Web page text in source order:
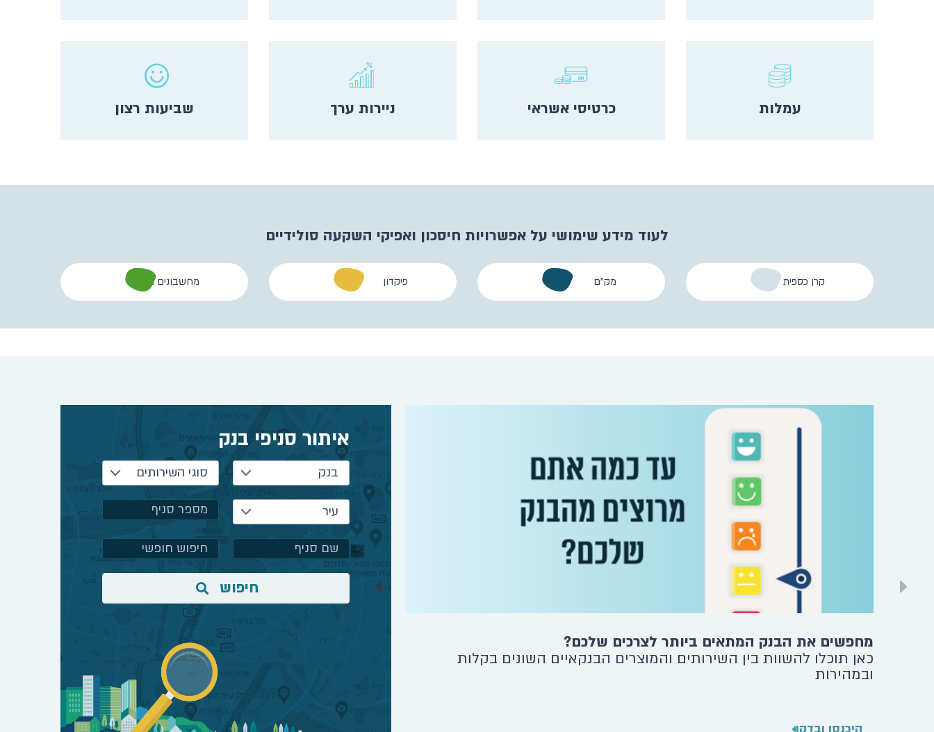
עמלות כרטיסי אשראי ניירות ערך שביעות רצון
לעוד מידע שימושי על אפשרויות חיסכון ואפיקי השקעה סולידיים
קרן כספית מק"ם פיקדון מחשבונים וכלים
מחפשים את הבנק המתאים ביותר לצרכים שלכם?
כאן תוכלו להשוות בין השירותים והמוצרים הבנקאיים השונים בקלות
ובמהירות
היכנסו ובדקו
לוקחים משכנתה?
רפורמת המשכנתאות שינתה את תהליך לקיחת המשכנתה
ההצעות. חשוב שתכירו אותה לפני שאתם יוצאים לדרך.
איתור סניפי בנק
בנק סוגי השירותים
עיר
חיפוש